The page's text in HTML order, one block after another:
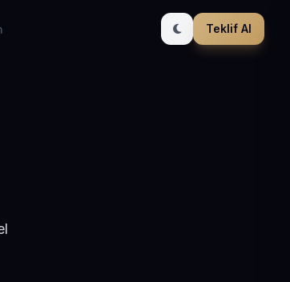
Teklif Al